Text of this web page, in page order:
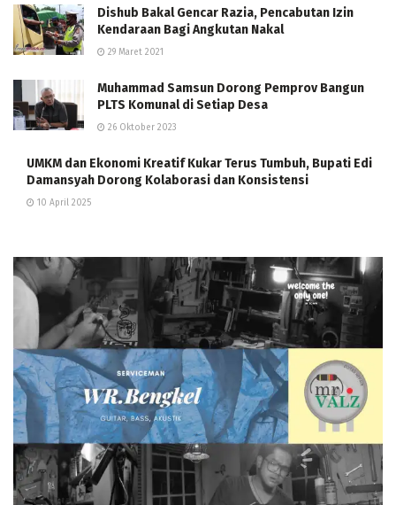
Dishub Bakal Gencar Razia, Pencabutan Izin
Kendaraan Bagi Angkutan Nakal
29 Maret 2021
Muhammad Samsun Dorong Pemprov Bangun
PLTS Komunal di Setiap Desa
26 Oktober 2023
UMKM dan Ekonomi Kreatif Kukar Terus Tumbuh, Bupati Edi
Damansyah Dorong Kolaborasi dan Konsistensi
10 April 2025